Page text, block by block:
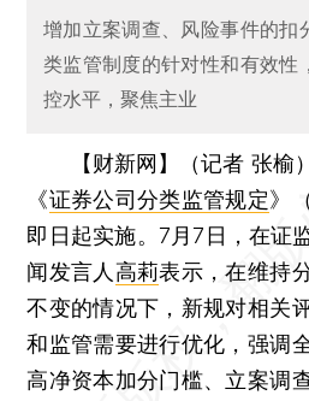
增加立案调查、风险事件的扣
类监管制度的针对性和有效性
控水平，聚焦主业
【财新网】（记者 张榆）
《证券公司分类监管规定》
即日起实施。7月7日，在证
闻发言人 高莉表示，在维持
不变的情况下，新规对相关
和监管需要进行优化，强调
高净资本加分门槛、立案调